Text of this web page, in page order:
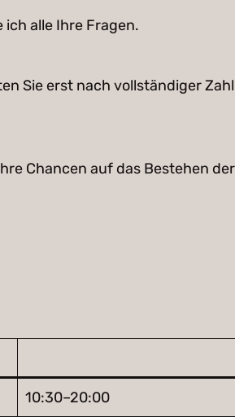
alle Ihre Fragen.
Sie erst nach vollständiger
Chancen auf das Bestehen
10:30–20:00